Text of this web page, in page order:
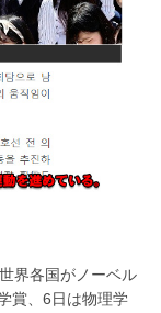
界各国がノーベル
賞、6日は物理学